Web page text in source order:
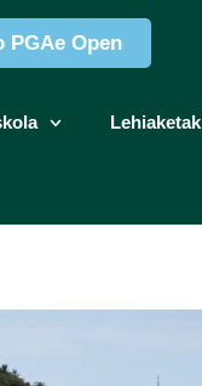
PGAe Open
Lehiaketak